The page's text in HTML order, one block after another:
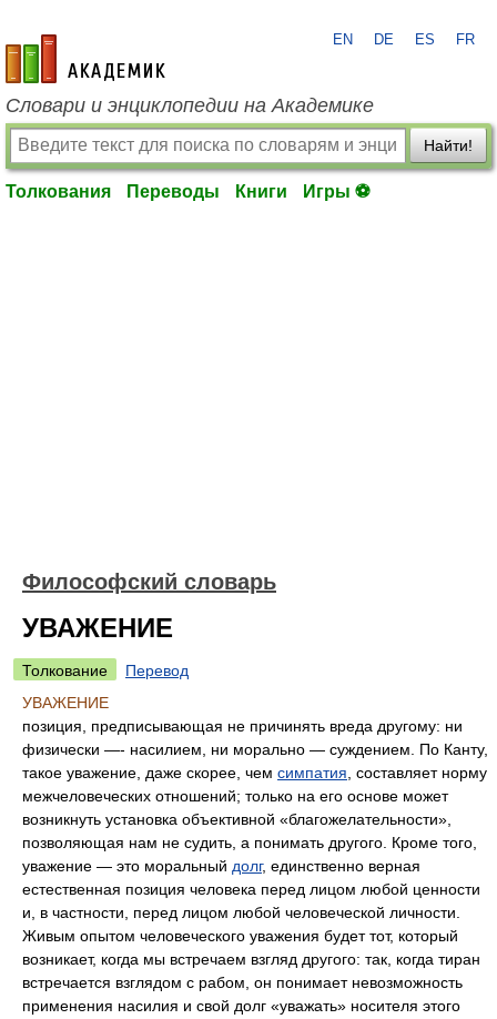
academic.ru
EN DE ES FR
Словари и энциклопедии на Академике
Найти!
Толкования Переводы Книги Игры ⚽
Философский словарь
УВАЖЕНИЕ
Толкование
Перевод
УВАЖЕНИЕ
позиция, предписывающая не причинять вреда другому: ни
физически —- насилием, ни морально — суждением. По Канту,
такое уважение, даже скорее, чем симпатия , составляет норму
межчеловеческих отношений; только на его основе может
возникнуть установка объективной «благожелательности»,
позволяющая нам не судить, а понимать другого. Кроме того,
уважение — это моральный долг, единственно верная
естественная позиция человека перед лицом любой ценности
и, в частности, перед лицом любой человеческой личности.
Живым опытом человеческого уважения будет тот, который
возникает, когда мы встречаем взгляд другого: так, когда тиран
встречается взглядом с рабом, он понимает невозможность
применения насилия и свой долг «уважать» носителя этого